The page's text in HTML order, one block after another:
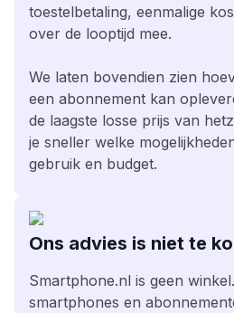
toestelbetaling, eenmalige
over de looptijd mee.
We laten bovendien zien
een abonnement kan
de laagste losse prijs van
je sneller welke
gebruik en budget.
Ons advies is niet te
Smartphone.nl is geen
smartphones en